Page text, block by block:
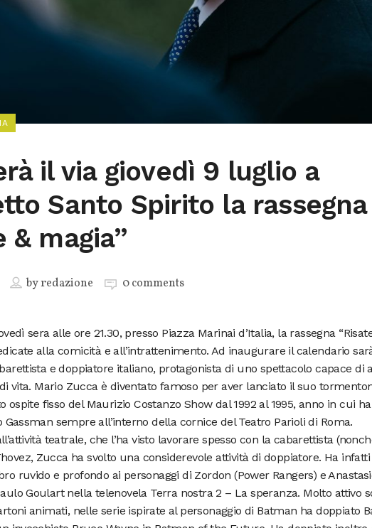
il via giovedì 9 luglio a
Santo Spirito la rassegna
& magia”
byredazione 0 comments
sera alle ore 21.30, presso Piazza Marinai d’Italia, la rassegna
alla comicità e all’intrattenimento. Ad inaugurare il calendario
e doppiatore italiano, protagonista di uno spettacolo capace di
vita. Mario Zucca è diventato famoso per aver lanciato il suo
ospite fisso del Maurizio Costanzo Show dal 1992 al 1995, anno in cui
Gassman sempre all’interno della cornice del Teatro Parioli di Roma.
teatrale, che l’ha visto lavorare spesso con la cabarettista
Zucca ha svolto una considerevole attività di doppiatore. Ha
ruvido e profondo ai personaggi di Zordon (Power Rangers) e
Goulart nella telenovela Terra nostra 2 – La speranza. Molto attivo
animati, nelle serie ispirate al personaggio di Batman ha doppiato